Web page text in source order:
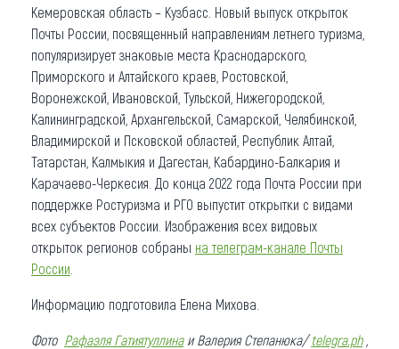
Кемеровская область – Кузбасс. Новый выпуск открыток
Почты России, посвященный направлениям летнего туризма,
популяризирует знаковые места Краснодарского,
Приморского и Алтайского краев, Ростовской,
Воронежской, Ивановской, Тульской, Нижегородской,
Калининградской, Архангельской, Самарской, Челябинской,
Владимирской и Псковской областей, Республик Алтай,
Татарстан, Калмыкия и Дагестан, Кабардино-Балкария и
Карачаево-Черкесия. До конца 2022 года Почта России при
поддержке Ростуризма и РГО выпустит открытки с видами
всех субъектов России. Изображения всех видовых
открыток регионов собраны на телеграм-канале Почты
России
Информацию подготовила Елена Михова.
Фото Рафаэля Гатиятуллинаи Валерия Степанюка/telegra.ph